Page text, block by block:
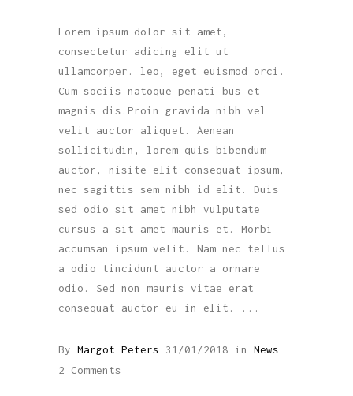
Lorem ipsum dolor sit amet,
consectetur adicing elit ut
ullamcorper. leo, eget euismod orci.
Cum sociis natoque penati bus et
magnis dis.Proin gravida nibh vel
velit auctor aliquet. Aenean
sollicitudin, lorem quis bibendum
auctor, nisite elit consequat ipsum,
nec sagittis sem nibh id elit. Duis
sed odio sit amet nibh vulputate
cursus a sit amet mauris et. Morbi
accumsan ipsum velit. Nam nec tellus
a odio tincidunt auctor a ornare
odio. Sed non mauris vitae erat
consequat auctor eu in elit.
By Margot Peters 31/01/2018 in News
2 Comments